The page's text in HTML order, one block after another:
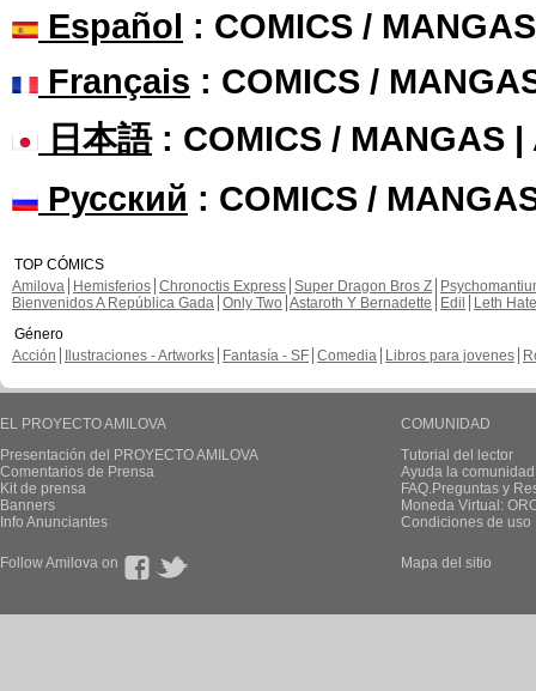
Español : COMICS /
Français : COMICS /
日本語: COMICS / MANGAS |
Русский : COMICS /
TOP CÓMICS
Amilova
Hemisferios Chronoctis Express Super Dragon Bros Z
Bienvenidos A República Gada Only Two Astaroth Y Bernadette Edil
Leth Hate
Género
Acción
Ilustraciones - Artworks Fantasía - SF Comedia Libros para jovenes
EL PROYECTO AMILOVA
Presentación del PROYECTO AMILOVA
Comentarios de Prensa
Kit de prensa
Banners
Info Anunciantes
COMUNIDAD
Tutorial del lector
Ayuda la
FAQ.Preguntas y
Moneda Virtual:
Condiciones de uso
Follow Amilova on Mapa del sitio